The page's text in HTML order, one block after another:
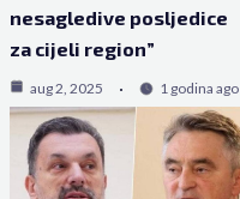
nesagledive posljedice
za cijeli region”
aug 2, 2025 1 godina ago